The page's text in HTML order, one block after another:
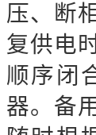
压、断
复供电
顺序闭
器。备